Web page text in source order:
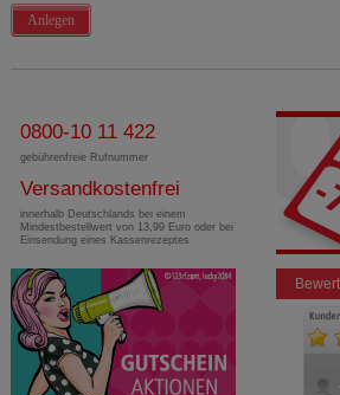
Anlegen
0800-10 11 422
gebührenfreie Rufnummer
Versandkostenfrei
innerhalb Deutschlands bei einem
Mindestbestellwert von 13,99 Euro oder bei
Einsendung eines Kassenrezeptes